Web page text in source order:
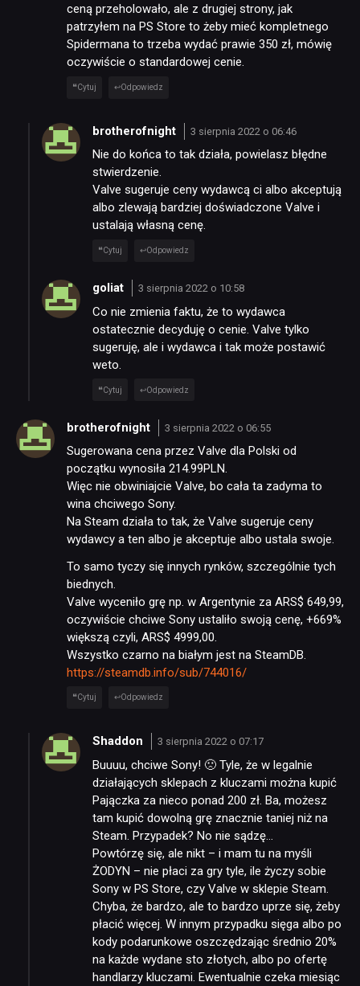
ceną przeholowało, ale z drugiej strony, jak
patrzyłem na PS Store to żeby mieć kompletnego
Spidermana to trzeba wydać prawie 350 zł, mówię
oczywiście o standardowej cenie.
Cytuj Odpowiedz
brotherofnight 3 sierpnia 2022 o 06:46
Nie do końca to tak działa, powielasz błędne
stwierdzenie.
Valve sugeruje ceny wydawcą ci albo akceptują
albo zlewają bardziej doświadczone Valve i
ustalają własną cenę.
Cytuj Odpowiedz
goliat 3 sierpnia 2022 o 10:58
Co nie zmienia faktu, że to wydawca
ostatecznie decyduję o cenie. Valve tylko
sugeruję, ale i wydawca i tak może postawić
weto.
Cytuj Odpowiedz
brotherofnight 3 sierpnia 2022 o 06:55
Sugerowana cena przez Valve dla Polski od
początku wynosiła 214.99PLN.
Więc nie obwiniajcie Valve, bo cała ta zadyma to
wina chciwego Sony.
Na Steam działa to tak, że Valve sugeruje ceny
wydawcy a ten albo je akceptuje albo ustala swoje.
To samo tyczy się innych rynków, szczególnie tych
biednych.
Valve wyceniło grę np. w Argentynie za ARS$ 649,99,
oczywiście chciwe Sony ustaliło swoją cenę, +669%
większą czyli, ARS$ 4999,00.
Wszystko czarno na białym jest na SteamDB.
https://steamdb.info/sub/744016/
Cytuj Odpowiedz
Shaddon 3 sierpnia 2022 o 07:17
Buuuu, chciwe Sony! 🙁 Tyle, że w legalnie
działających sklepach z kluczami można kupić
Pajączka za nieco ponad 200 zł. Ba, możesz
tam kupić dowolną grę znacznie taniej niż na
Steam. Przypadek? No nie sądzę…
Powtórzę się, ale nikt – i mam tu na myśli
ŻODYN – nie płaci za gry tyle, ile życzy sobie
Sony w PS Store, czy Valve w sklepie Steam.
Chyba, że bardzo, ale to bardzo uprze się, żeby
płacić więcej. W innym przypadku sięga albo po
kody podarunkowe oszczędzając średnio 20%
na każde wydane sto złotych, albo po ofertę
handlarzy kluczami. Ewentualnie czeka miesiąc